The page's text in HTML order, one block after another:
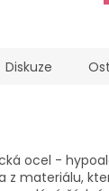
Diskuze
ocel -
z materiálu,